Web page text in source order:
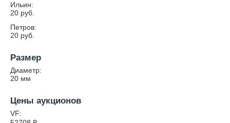
Ильин:
20 руб.
Петров:
20 руб.
Размер
Диаметр:
20 мм
Цены аукционов
VF: